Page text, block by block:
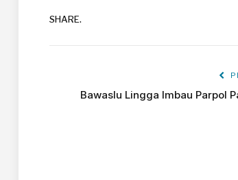
SHARE.
Bawaslu Lingga Imbau Parpol